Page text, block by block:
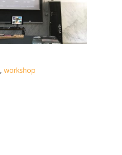
,workshop